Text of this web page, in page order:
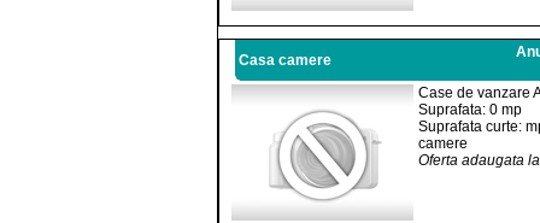
Casa camere
Case de vanzare
Suprafata: 0 mp
Suprafata curte:
camere
Oferta adaugata